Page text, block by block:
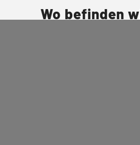
Wo befinden